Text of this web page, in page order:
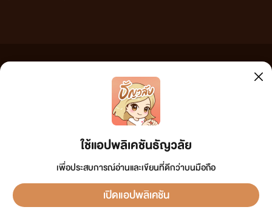
ใช้แอปพลิเคชันธัญวลัย
เพื่อประสบการณ์อ่านและเขียนที่ดีกว่าบนมือถือ
เปิดแอปพลิเคชัน
เว็บไซต์แห่งนี้ไม่ได้เห็นด้วยและไม่ขอรับผิดชอบต่อข้อความใดๆ ทั้งสิ้น ดังนั้นผู้อ่านทุกท่านโปรดใช้
วิจารณญาณในการกลั่นกรองด้วยตนเอง และหากท่านพบข้อความใดๆ ที่ขัดต่อกฎหมายและศีลธรรม
กรุณาแจ้งมาที่ tunwalai@ookbee.com เพื่อทีมงานจะได้ดำเนินการในทันที ทั้งนี้ ทางเว็บไซต์ขอสงวน
ลิขสิทธิ์ตามพระราชบัญญัติลิขสิทธิ์ (ฉบับเพิ่มเติม) พ.ศ.2558